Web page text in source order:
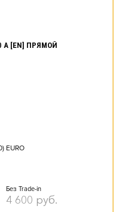
А [EN] ПРЯМОЙ
EURO
Без Trade-in
4 600 руб.